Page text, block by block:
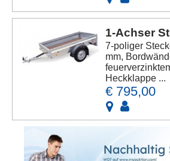
1-Achser
7-poliger
mm,
Heckklappe ...
€ 795,00